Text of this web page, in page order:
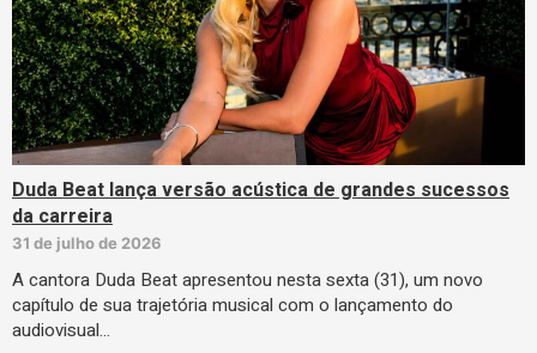
Duda Beat lança versão acústica de grandes sucessos
da carreira
31 de julho de 2026
A cantora Duda Beat apresentou nesta sexta (31), um novo
capítulo de sua trajetória musical com o lançamento do
audiovisual…